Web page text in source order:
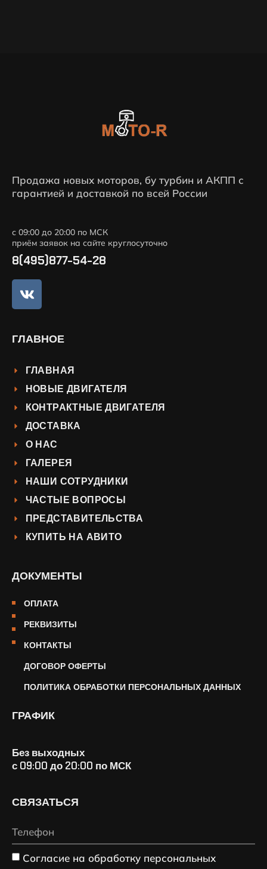
Продажа новых моторов, бу турбин и АКПП с
гарантией и доставкой по всей России
с 09:00 до 20:00 по МСК
приём заявок на сайте круглосуточно
8(495)877-54-28
ГЛАВНОЕ
ГЛАВНАЯ
НОВЫЕ ДВИГАТЕЛЯ
КОНТРАКТНЫЕ ДВИГАТЕЛЯ
ДОСТАВКА
О НАС
ГАЛЕРЕЯ
НАШИ СОТРУДНИКИ
ЧАСТЫЕ ВОПРОСЫ
ПРЕДСТАВИТЕЛЬСТВА
КУПИТЬ НА АВИТО
ДОКУМЕНТЫ
ОПЛАТА
РЕКВИЗИТЫ
КОНТАКТЫ
ДОГОВОР ОФЕРТЫ
ПОЛИТИКА ОБРАБОТКИ ПЕРСОНАЛЬНЫХ ДАННЫХ
ГРАФИК
Без выходных
с 09:00 до 20:00 по МСК
СВЯЗАТЬСЯ
Согласие на обработку персональных